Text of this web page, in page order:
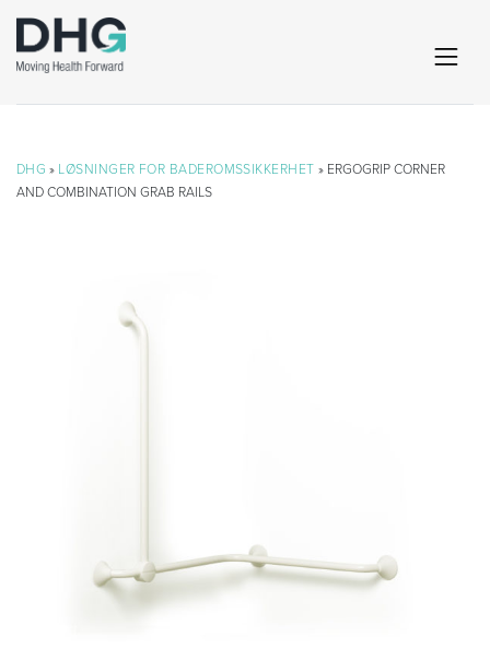
DHG » LØSNINGER FOR BADEROMSSIKKERHET » ERGOGRIP CORNER
AND COMBINATION GRAB RAILS